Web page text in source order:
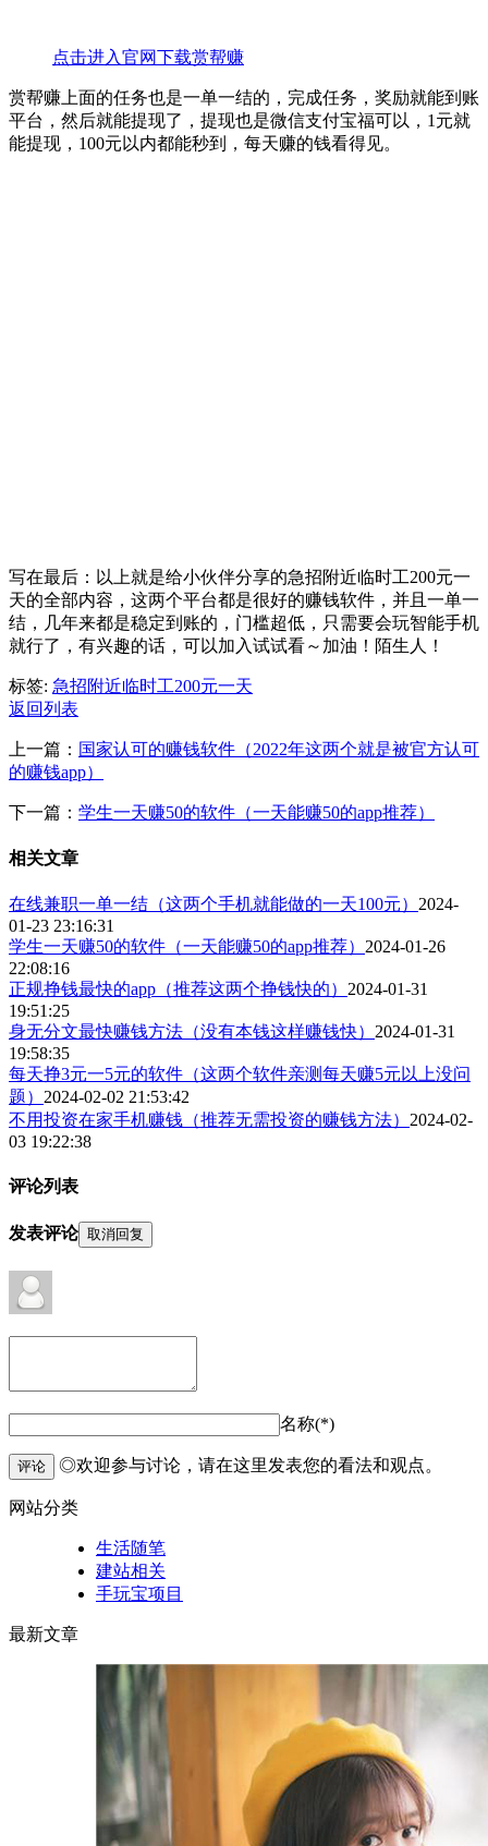
点击进入官网下载赏帮赚
赏帮赚上面的任务也是一单一结的，完成任务，奖励就能到账
平台，然后就能提现了，提现也是微信支付宝福可以，1元就
能提现，100元以内都能秒到，每天赚的钱看得见。
写在最后：以上就是给小伙伴分享的急招附近临时工200元一
天的全部内容，这两个平台都是很好的赚钱软件，并且一单一
结，几年来都是稳定到账的，门槛超低，只需要会玩智能手机
就行了，有兴趣的话，可以加入试试看～加油！陌生人！
标签: 急招附近临时工200元一天
返回列表
上一篇： 国家认可的赚钱软件（2022年这两个就是被官方认可
的赚钱app）
下一篇： 学生一天赚50的软件（一天能赚50的app推荐）
相关文章
在线兼职一单一结（这两个手机就能做的一天100元） 2024-
01-23 23:16:31
学生一天赚50的软件（一天能赚50的app推荐） 2024-01-26
22:08:16
正规挣钱最快的app（推荐这两个挣钱快的） 2024-01-31
19:51:25
身无分文最快赚钱方法（没有本钱这样赚钱快） 2024-01-31
19:58:35
​每天挣3元一5元的软件（这两个软件亲测每天赚5元以上没问
题） 2024-02-02 21:53:42
不用投资在家手机赚钱（推荐无需投资的赚钱方法） 2024-02-
03 19:22:38
评论列表
发表评论 取消回复
名称(*)
评论 ◎欢迎参与讨论，请在这里发表您的看法和观点。
网站分类
生活随笔
建站相关
手玩宝项目
最新文章